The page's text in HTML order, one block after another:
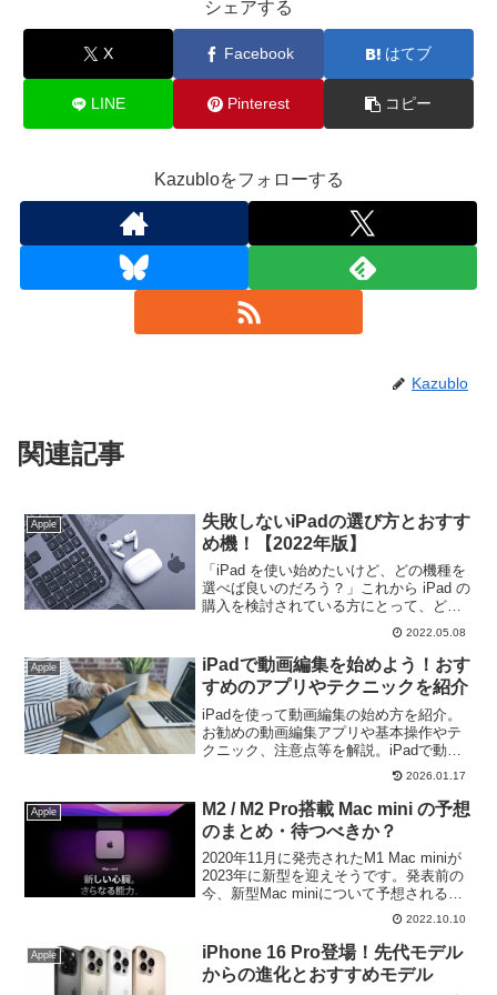
シェアする
X Facebook はてブ
LINE Pinterest コピー
Kazubloをフォローする
Kazublo
関連記事
Apple
失敗しないiPadの選び方とおすす
め機！【2022年版】
「iPad を使い始めたいけど、どの機種を
選べば良いのだろう？」これから iPad の
購入を検討されている方にとって、どの
iPad が自分にちょうどいいのか解らずに
購入のタイミングを逃している方も多い
でしょう。iPad Air 第５世代が発表され
た今、新しい iPad とともに新生活を始め
よう！
2022.05.08
Apple
iPadで動画編集を始めよう！おす
すめのアプリやテクニックを紹介
iPadを使って動画編集の始め方を紹介。
お勧めの動画編集アプリや基本操作やテ
クニック、注意点等を解説。iPadで動画
編集の基礎をマスターして、クリエイテ
ィブな表現力を身につけましょう。
2026.01.17
Apple
M2 / M2 Pro搭載 Mac mini の予想
のまとめ・待つべきか？
2020年11月に発売されたM1 Mac miniが
2023年に新型を迎えそうです。発表前の
今、新型Mac miniについて予想されるス
ペックと、新型の登場を待つべきか、現
行モデルを購入しても大丈夫かなどにつ
いて改めてまとめてみます。
2022.10.10
Apple
iPhone 16 Pro登場！先代モデル
からの進化とおすすめモデル